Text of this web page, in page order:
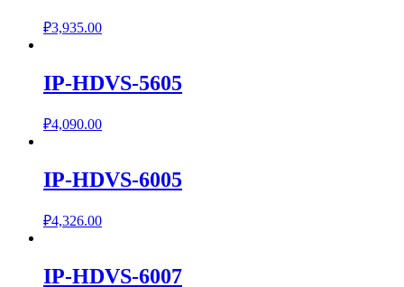
₽3,935.00
IP-HDVS-5605
₽4,090.00
IP-HDVS-6005
₽4,326.00
IP-HDVS-6007